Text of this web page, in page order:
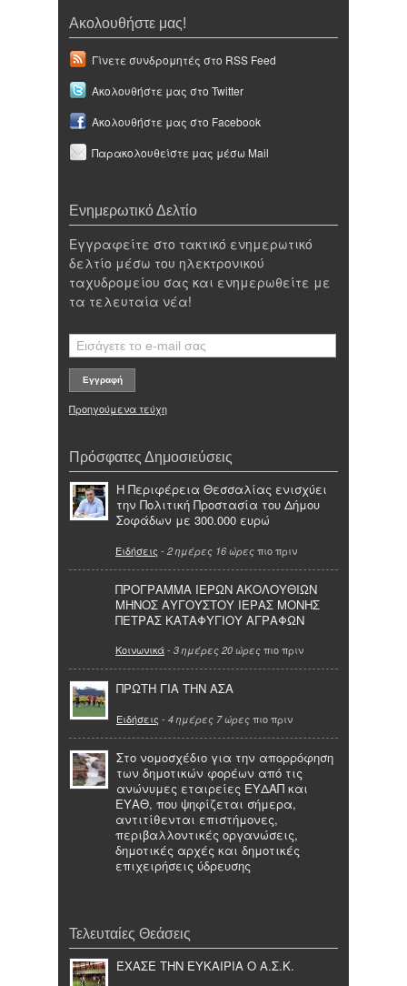
Ακολουθήστε μας!
Γίνετε συνδρομητές στο RSS Feed
Ακολουθήστε μας στο Twitter
Ακολουθήστε μας στο Facebook
Παρακολουθείστε μας μέσω Mail
Ενημερωτικό Δελτίο
Εγγραφείτε στο τακτικό ενημερωτικό
δελτίο μέσω του ηλεκτρονικού
ταχυδρομείου σας και ενημερωθείτε με
τα τελευταία νέα!
Προηγούμενα τεύχη
Πρόσφατες Δημοσιεύσεις
Η Περιφέρεια Θεσσαλίας ενισχύει
την Πολιτική Προστασία του Δήμου
Σοφάδων με 300.000 ευρώ
Ειδήσεις - 2 ημέρες 16 ώρες πιο πριν
ΠΡΟΓΡΑΜΜΑ ΙΕΡΩΝ ΑΚΟΛΟΥΘΙΩΝ
ΜΗΝΟΣ ΑΥΓΟΥΣΤΟΥ ΙΕΡΑΣ ΜΟΝΗΣ
ΠΕΤΡΑΣ ΚΑΤΑΦΥΓΙΟΥ ΑΓΡΑΦΩΝ
Κοινωνικά- 3 ημέρες 20 ώρες πιο πριν
ΠΡΩΤΗ ΓΙΑ ΤΗΝ ΑΣΑ
Ειδήσεις - 4 ημέρες 7 ώρες πιο πριν
Στο νομοσχέδιο για την απορρόφηση
των δημοτικών φορέων από τις
ανώνυμες εταιρείες ΕΥΔΑΠ και
ΕΥΑΘ, που ψηφίζεται σήμερα,
αντιτίθενται επιστήμονες,
περιβαλλοντικές οργανώσεις,
δημοτικές αρχές και δημοτικές
επιχειρήσεις ύδρευσης
Τελευταίες Θεάσεις
ΈΧΑΣΕ ΤΗΝ ΕΥΚΑΙΡΙΑ Ο Α.Σ.Κ.